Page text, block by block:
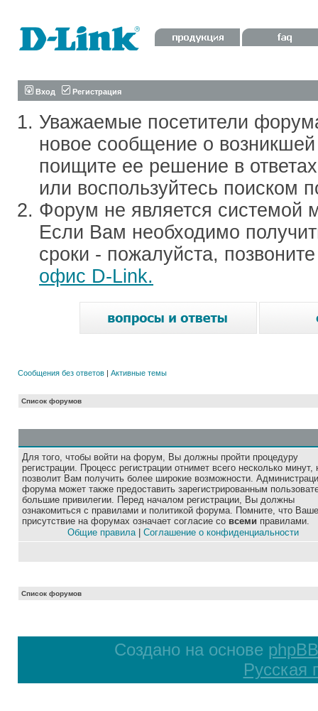
Вход Регистрация
Уважаемые посетители
новое сообщение о
поищите ее решение в
или воспользуйтесь поиском
Форум не является системой
Если Вам необходимо
сроки - пожалуйста,
офис D-Link.
Сообщения без ответов | Активные темы
Список форумов
Для того, чтобы войти на форум, Вы должны пройти процедуру
регистрации. Процесс регистрации отнимет всего несколько минут,
позволит Вам получить более широкие возможности.
форума может также предоставить зарегистрированным
большие привилегии. Перед началом регистрации, Вы должны
ознакомиться с правилами и политикой форума. Помните, что Ваше
присутствие на форумах означает согласие со всеми правилами.
Общие правила| Соглашение о конфиденциальности
Список форумов
Создано на основе phpBB
Русская